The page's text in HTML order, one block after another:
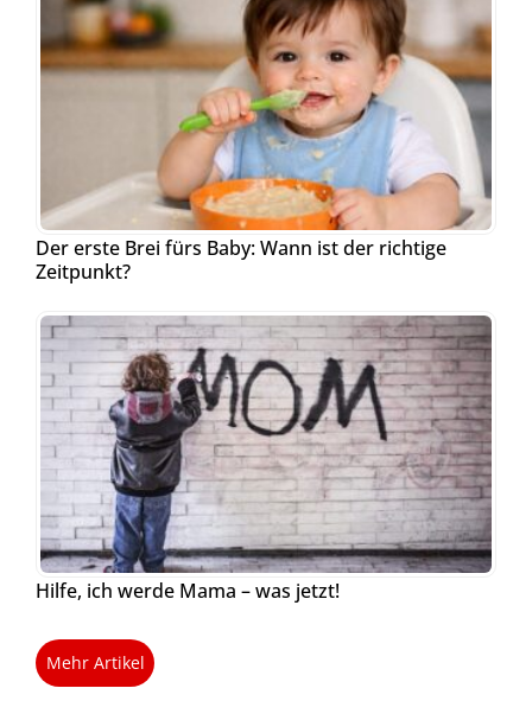
Der erste Brei fürs Baby: Wann ist der richtige
Zeitpunkt?
Hilfe, ich werde Mama – was jetzt!
Mehr Artikel